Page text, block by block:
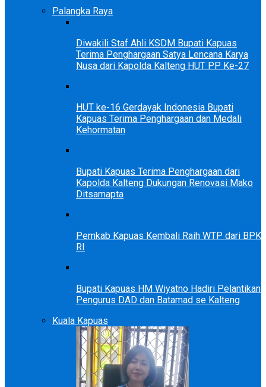
Palangka Raya
Diwakili Staf Ahli KSDM Bupati Kapuas
Terima Penghargaan Satya Lencana Karya
Nusa dari Kapolda Kalteng HUT PP Ke-27
HUT ke-16 Gerdayak Indonesia Bupati
Kapuas Terima Penghargaan dan Medali
Kehormatan
Bupati Kapuas Terima Penghargaan dari
Kapolda Kalteng Dukungan Renovasi Mako
Ditsamapta
Pemkab Kapuas Kembali Raih WTP dari BPK
RI
Bupati Kapuas HM Wiyatno Hadiri Pelantikan
Pengurus DAD dan Batamad se Kalteng
Kuala Kapuas